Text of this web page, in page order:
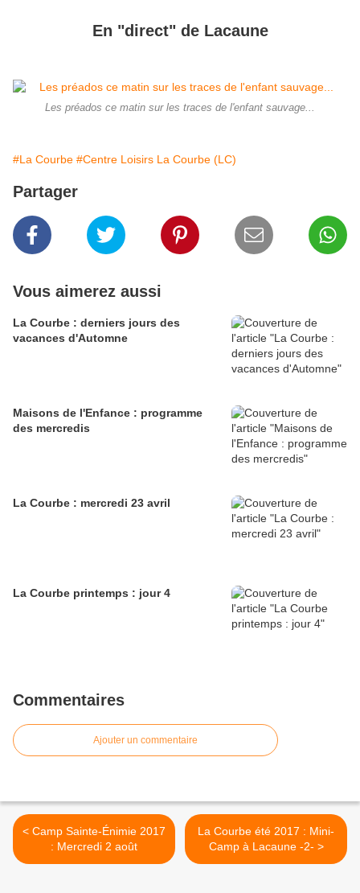
En "direct" de Lacaune
Les préados ce matin sur les traces de l'enfant sauvage...
#La Courbe #Centre Loisirs La Courbe (LC)
Partager
Vous aimerez aussi
La Courbe : derniers jours des
vacances d'Automne
Maisons de l'Enfance : programme
des mercredis
La Courbe : mercredi 23 avril
La Courbe printemps : jour 4
Commentaires
Ajouter un commentaire
< Camp Sainte-Énimie 2017
: Mercredi 2 août
La Courbe été 2017 : Mini-
Camp à Lacaune -2- >